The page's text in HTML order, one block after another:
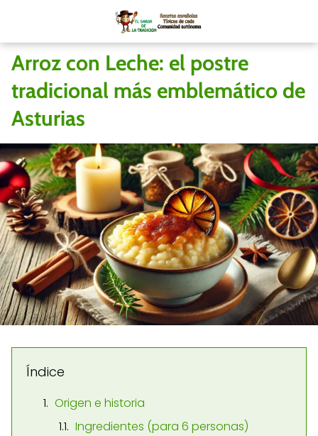
Arroz con Leche: el postre
tradicional más emblemático de
Asturias
Índice
Origen e historia
Ingredientes (para 6 personas)